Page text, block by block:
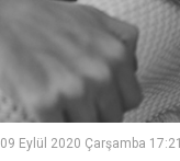
09 Eylül 2020 Çarşamba 17:21